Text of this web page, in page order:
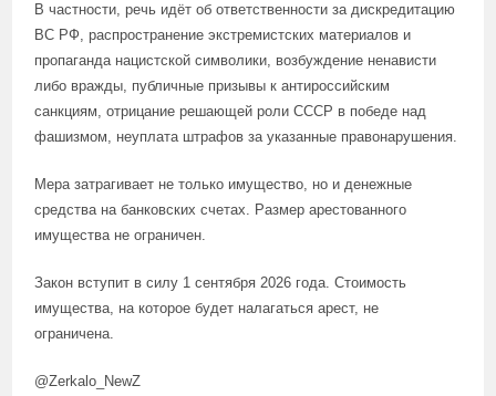
В частности, речь идёт об ответственности за дискредитацию
ВС РФ, распространение экстремистских материалов и
пропаганда нацистской символики, возбуждение ненависти
либо вражды, публичные призывы к антироссийским
санкциям, отрицание решающей роли СССР в победе над
фашизмом, неуплата штрафов за указанные правонарушения.
Мера затрагивает не только имущество, но и денежные
средства на банковских счетах. Размер арестованного
имущества не ограничен.
Закон вступит в силу 1 сентября 2026 года. Стоимость
имущества, на которое будет налагаться арест, не
ограничена.
@Zerkalo_NewZ